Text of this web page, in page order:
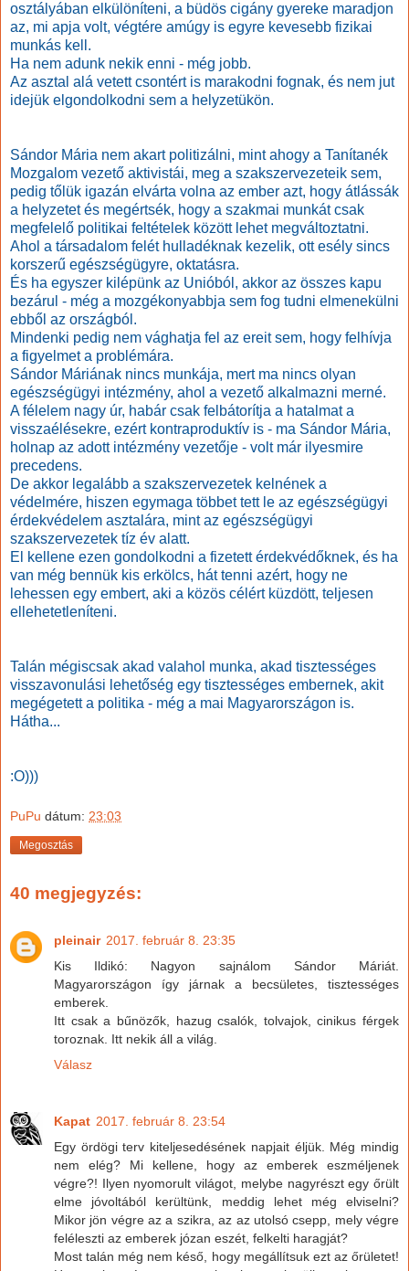
osztályában elkülöníteni, a büdös cigány gyereke maradjon
az, mi apja volt, végtére amúgy is egyre kevesebb fizikai
munkás kell.
Ha nem adunk nekik enni - még jobb.
Az asztal alá vetett csontért is marakodni fognak, és nem jut
idejük elgondolkodni sem a helyzetükön.
Sándor Mária nem akart politizálni, mint ahogy a Tanítanék
Mozgalom vezető aktivistái, meg a szakszervezeteik sem,
pedig tőlük igazán elvárta volna az ember azt, hogy átlássák
a helyzetet és megértsék, hogy a szakmai munkát csak
megfelelő politikai feltételek között lehet megváltoztatni.
Ahol a társadalom felét hulladéknak kezelik, ott esély sincs
korszerű egészségügyre, oktatásra.
És ha egyszer kilépünk az Unióból, akkor az összes kapu
bezárul - még a mozgékonyabbja sem fog tudni elmenekülni
ebből az országból.
Mindenki pedig nem vághatja fel az ereit sem, hogy felhívja
a figyelmet a problémára.
Sándor Máriának nincs munkája, mert ma nincs olyan
egészségügyi intézmény, ahol a vezető alkalmazni merné.
A félelem nagy úr, habár csak felbátorítja a hatalmat a
visszaélésekre, ezért kontraproduktív is - ma Sándor Mária,
holnap az adott intézmény vezetője - volt már ilyesmire
precedens.
De akkor legalább a szakszervezetek kelnének a
védelmére, hiszen egymaga többet tett le az egészségügyi
érdekvédelem asztalára, mint az egészségügyi
szakszervezetek tíz év alatt.
El kellene ezen gondolkodni a fizetett érdekvédőknek, és ha
van még bennük kis erkölcs, hát tenni azért, hogy ne
lehessen egy embert, aki a közös célért küzdött, teljesen
ellehetetleníteni.
Talán mégiscsak akad valahol munka, akad tisztességes
visszavonulási lehetőség egy tisztességes embernek, akit
megégetett a politika - még a mai Magyarországon is.
Hátha...
:O)))
PuPu dátum: 23:03
Megosztás
40 megjegyzés:
pleinair 2017. február 8. 23:35
Kis Ildikó: Nagyon sajnálom Sándor Máriát.
Magyarországon így járnak a becsületes, tisztességes
emberek.
Itt csak a bűnözők, hazug csalók, tolvajok, cinikus férgek
toroznak. Itt nekik áll a világ.
Válasz
Kapat 2017. február 8. 23:54
Egy ördögi terv kiteljesedésének napjait éljük. Még mindig
nem elég? Mi kellene, hogy az emberek eszméljenek
végre?! Ilyen nyomorult világot, melybe nagyrészt egy őrült
elme jóvoltából kerültünk, meddig lehet még elviselni?
Mikor jön végre az a szikra, az az utolsó csepp, mely végre
feléleszti az emberek józan eszét, felkelti haragját?
Most talán még nem késő, hogy megállítsuk ezt az őrületet!